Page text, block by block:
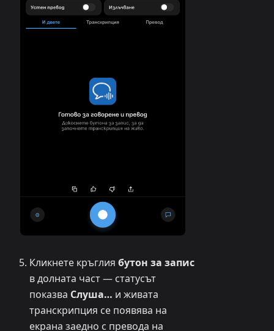
Кликнете кръглия бутон за запис
в долната част — статусът
показва Слуша… и живата
транскрипция се появява на
екрана заедно с превода на